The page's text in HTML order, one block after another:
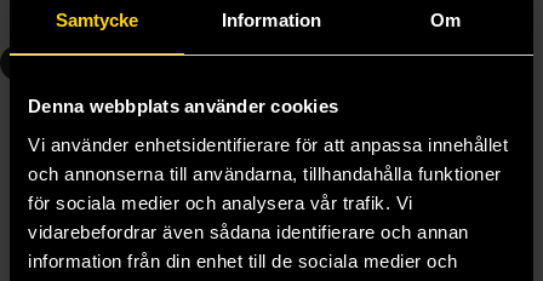
Samtycke Information Om
Denna webbplats använder cookies
Vi använder enhetsidentifierare för att anpassa innehållet
och annonserna till användarna, tillhandahålla funktioner
för sociala medier och analysera vår trafik. Vi
vidarebefordrar även sådana identifierare och annan
information från din enhet till de sociala medier och
Beställ
4 5